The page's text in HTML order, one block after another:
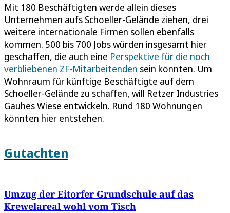
Mit 180 Beschäftigten werde allein dieses
Unternehmen aufs Schoeller-Gelände ziehen, drei
weitere internationale Firmen sollen ebenfalls
kommen. 500 bis 700 Jobs würden insgesamt hier
geschaffen, die auch eine Perspektive für die noch
verbliebenen ZF-Mitarbeitenden sein könnten. Um
Wohnraum für künftige Beschäftigte auf dem
Schoeller-Gelände zu schaffen, will Retzer Industries
Gauhes Wiese entwickeln. Rund 180 Wohnungen
könnten hier entstehen.
Gutachten
Umzug der Eitorfer Grundschule auf das
Krewelareal wohl vom Tisch